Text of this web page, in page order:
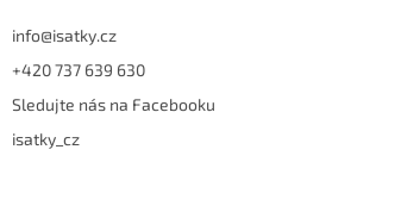
info@isatky.cz
+420 737 639 630
Sledujte nás na Facebooku
isatky_cz